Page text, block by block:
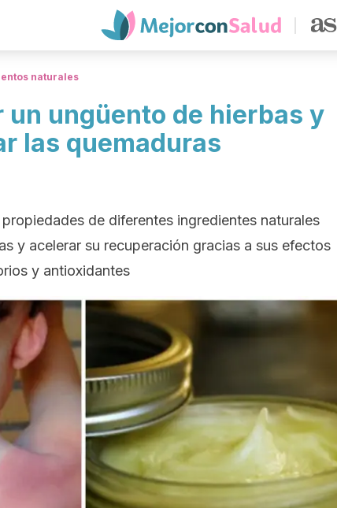
naturales
un ungüento de hierbas y
las quemaduras
de diferentes ingredientes naturales
y acelerar su recuperación gracias a sus efectos
y antioxidantes